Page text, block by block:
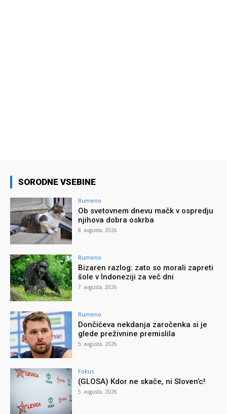
SORODNE VSEBINE
Rumeno
Ob svetovnem dnevu mačk v ospredju
njihova dobra oskrba
8. avgusta, 2026
Rumeno
Bizaren razlog: zato so morali zapreti
šole v Indoneziji za več dni
7. avgusta, 2026
Rumeno
Dončićeva nekdanja zaročenka si je
glede preživnine premislila
5. avgusta, 2026
Fokus
(GLOSA) Kdor ne skače, ni Sloven’c!
5. avgusta, 2026